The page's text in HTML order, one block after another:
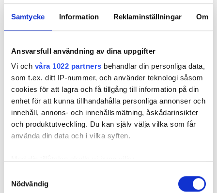
Samtycke Information Reklaminställningar Om
Ansvarsfull användning av dina uppgifter
Vi och våra 1022 partners behandlar din personliga data,
som t.ex. ditt IP-nummer, och använder teknologi såsom
cookies för att lagra och få tillgång till information på din
enhet för att kunna tillhandahålla personliga annonser och
innehåll, annons- och innehållsmätning, åskådarinsikter
och produktutveckling. Du kan själv välja vilka som får
använda din data och i vilka syften.
som kan ha en noggrannhet på upp till flera meter
Nödvändig
REKOMMENDERADE ARTIKLAR
Klarsynt och
skyddad
Proppar du inte
tappar
Skapa